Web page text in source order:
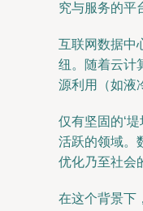
究与服务的平
互联网数据中
纽。随着云计
源利用（如液
仅有坚固的‘
活跃的领域。
优化乃至社会
在这个背景下